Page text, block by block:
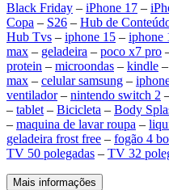
Black Friday – iPhone 17 –
Copa – S26 – Hub de
Hub Tvs – iphone 15 – iphone
max – geladeira – poco x7 pro
protein – microondas – kindle –
max – celular samsung –
ventilador– nintendo switch 2
– tablet – Bicicleta – Body
– maquina de lavar roupa –
geladeira frost free – fogão 4
TV 50 polegadas – TV 32
Mais informações